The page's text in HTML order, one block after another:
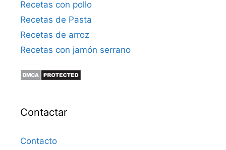
Recetas con pollo
Recetas de Pasta
Recetas de arroz
Recetas con jamón serrano
Contactar
Contacto